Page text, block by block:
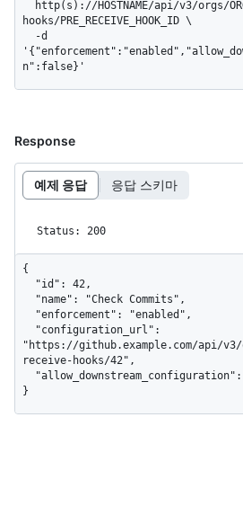
hooks/PRE_RECEIVE_HOOK_ID \
n":false}'
Response
예제 응답 응답 스키마
Status: 200
{
"https://github.example.com/api/
receive-hooks/42",
}